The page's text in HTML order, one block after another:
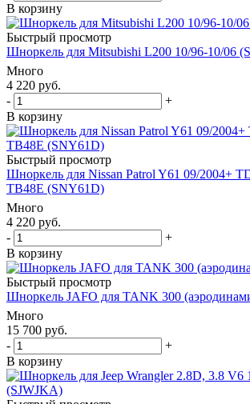
В корзину
Быстрый просмотр
Шноркель для Mitsubishi L200 10/96-10/06
Много
4 220 руб.
-
+
В корзину
Быстрый просмотр
Шноркель для Nissan Patrol Y61 09/2004+
TB48E (SNY61D)
Много
4 220 руб.
-
+
В корзину
Быстрый просмотр
Шноркель JAFO для TANK 300
Много
15 700 руб.
-
+
В корзину